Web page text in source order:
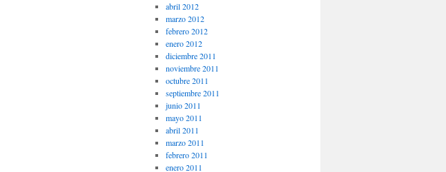
abril 2012
marzo 2012
febrero 2012
enero 2012
diciembre 2011
noviembre 2011
octubre 2011
septiembre 2011
junio 2011
mayo 2011
abril 2011
marzo 2011
febrero 2011
enero 2011